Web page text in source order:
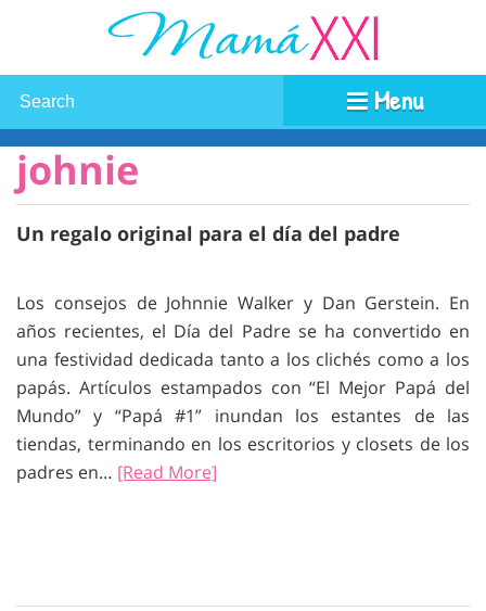
Menu
johnie
Un regalo original para el día del padre
Los consejos de Johnnie Walker y Dan Gerstein. En
años recientes, el Día del Padre se ha convertido en
una festividad dedicada tanto a los clichés como a los
papás. Artículos estampados con “El Mejor Papá del
Mundo” y “Papá #1” inundan los estantes de las
tiendas, terminando en los escritorios y closets de los
padres en… [Read More]